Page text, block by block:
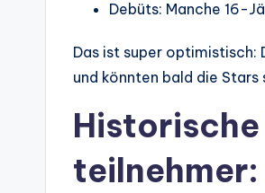
Debüts: Manche 16-
Das ist super optimistisch:
und könnten bald die Stars